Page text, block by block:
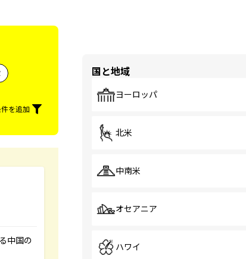
を追加
中国の
国と地域
ヨーロッパ
北米
中南米
オセアニア
ハワイ